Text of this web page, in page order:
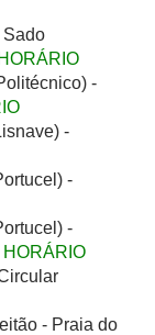
Sado
-
-
-
-
- Praia do